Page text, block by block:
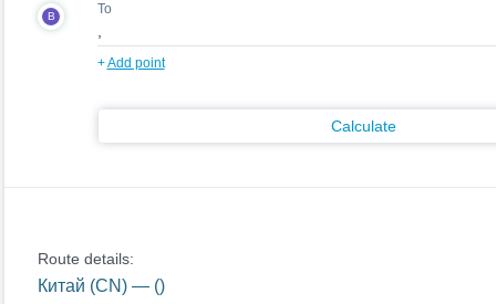
B To
+Add point
Calculate
Route details:
Китай (CN) — ()